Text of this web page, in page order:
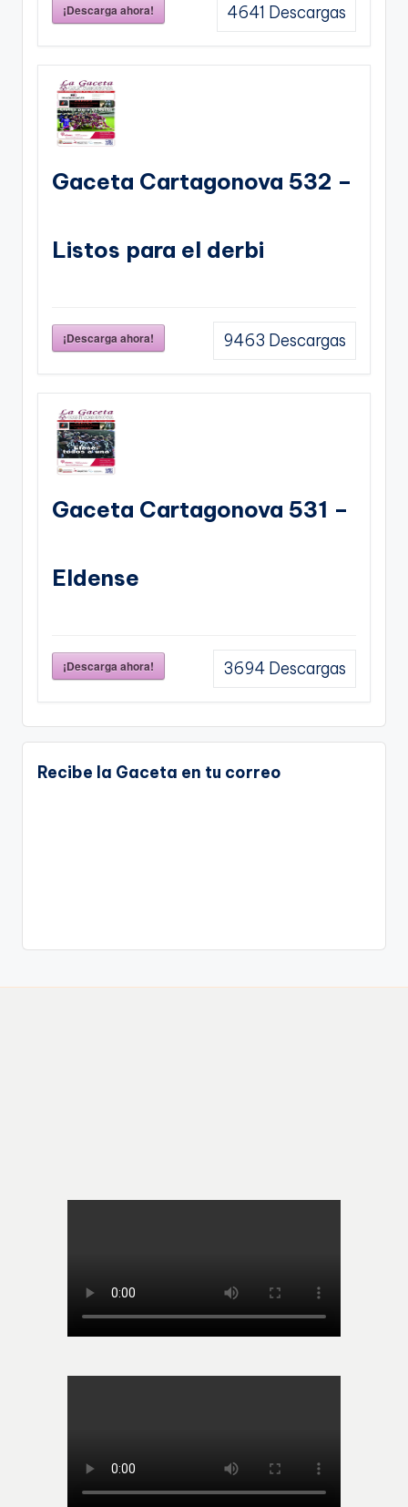
¡Descarga ahora! 4641 Descargas
Gaceta Cartagonova 532 –
Listos para el derbi
¡Descarga ahora! 9463 Descargas
Gaceta Cartagonova 531 –
Eldense
¡Descarga ahora! 3694 Descargas
Recibe la Gaceta en tu correo